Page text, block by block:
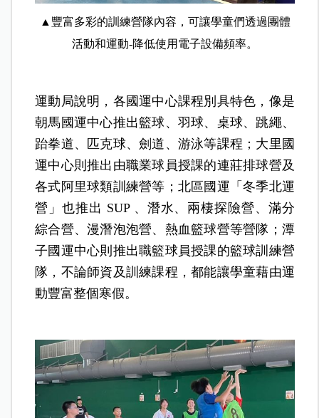
▲豐富多彩的訓練營隊內容，可讓學童們透過團體
活動和運動-降低使用電子設備頻率。
運動局說明，各國運中心課程別具特色，像是
朝馬國運中心推出籃球、羽球、桌球、跳繩、
跆拳道、匹克球、劍道、游泳等課程；大里國
運中心則推出由職業球員授課的連莊排球營及
各式阿里球類訓練營等；北區國運「冬季北運
營」也推出 SUP 、潛水、兩棲探險營、滿分
綜合營、漫潛泡泡營、熱血籃球營等營隊；潭
子國運中心則推出職籃球員授課的籃球訓練營
隊，不論師資及訓練課程，都能讓學童藉由運
動豐富整個寒假。